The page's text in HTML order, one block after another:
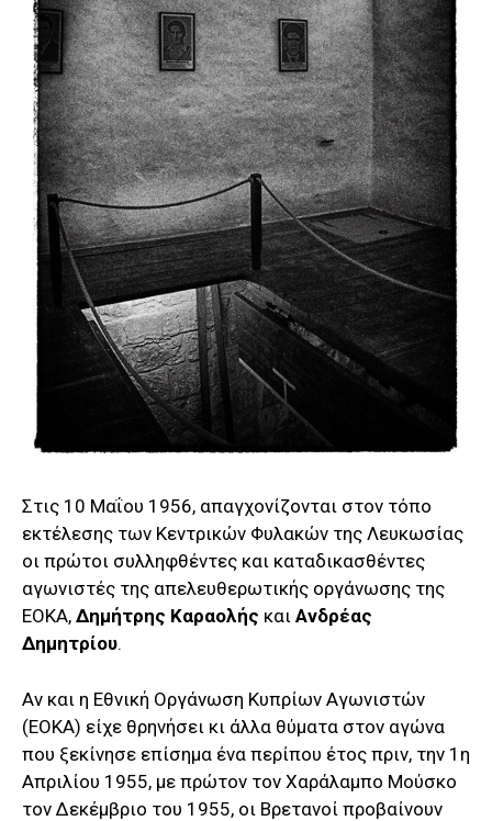
Στις 10 Μαΐου 1956, απαγχονίζονται στον τόπο
εκτέλεσης των Κεντρικών Φυλακών της Λευκωσίας
οι πρώτοι συλληφθέντες και καταδικασθέντες
αγωνιστές της απελευθερωτικής οργάνωσης της
ΕΟΚΑ, Δημήτρης Καραολής και Ανδρέας
Δημητρίου.
Αν και η Εθνική Οργάνωση Κυπρίων Αγωνιστών
(ΕΟΚΑ) είχε θρηνήσει κι άλλα θύματα στον αγώνα
που ξεκίνησε επίσημα ένα περίπου έτος πριν, την 1η
Απριλίου 1955, με πρώτον τον Χαράλαμπο Μούσκο
τον Δεκέμβριο του 1955, οι Βρετανοί προβαίνουν